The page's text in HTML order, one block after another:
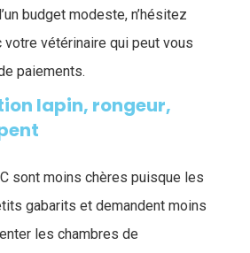
budget modeste, n’hésitez
vétérinaire qui peut vous
paiements.
lapin, rongeur,
sont moins chères puisque les
gabarits et demandent moins
les chambres de